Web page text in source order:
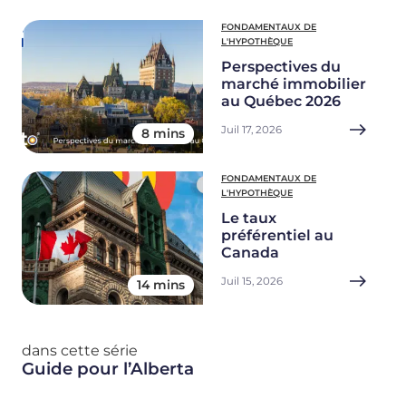
8 mins
FONDAMENTAUX DE
L'HYPOTHÈQUE
Perspectives du
marché immobilier
au Québec 2026
Juil 17, 2026
14 mins
FONDAMENTAUX DE
L'HYPOTHÈQUE
Le taux
préférentiel au
Canada
Juil 15, 2026
dans cette série
Guide pour l’Alberta